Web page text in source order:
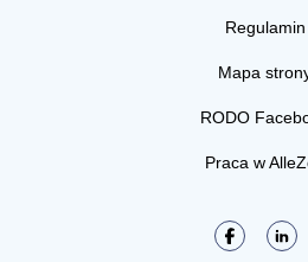
Regulamin
Mapa
RODO
Praca w